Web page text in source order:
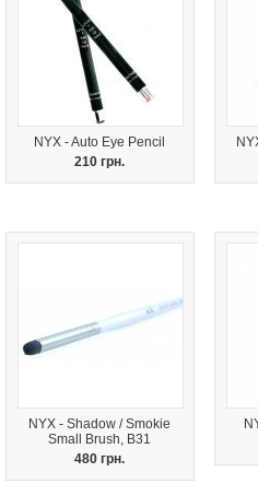
NYX - Auto Eye Pencil
210 грн.
NYX - Shadow / Smokie
Small Brush, B31
480 грн.